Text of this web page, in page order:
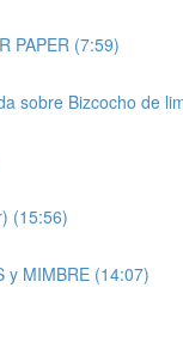
PAPER (7:59)
sobre Bizcocho de
(15:56)
y MIMBRE (14:07)